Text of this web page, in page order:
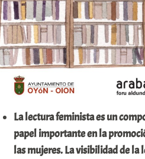
La lectura feminista es un
papel importante en la
las mujeres. La visibilidad de